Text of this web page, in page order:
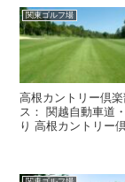
関東ゴルフ場
高根カントリー倶
ス： 関越自動車道
り 高根カントリー